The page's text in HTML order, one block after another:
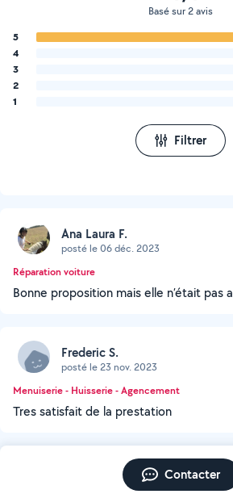
Basé sur 2 avis
5
4
3
2
1
Filtrer
Ana Laura F.
posté le 06 déc. 2023
Réparation voiture
Bonne proposition mais elle n’était pas
Frederic S.
posté le 23 nov. 2023
Menuiserie - Huisserie - Agencement
Tres satisfait de la prestation
Contacter